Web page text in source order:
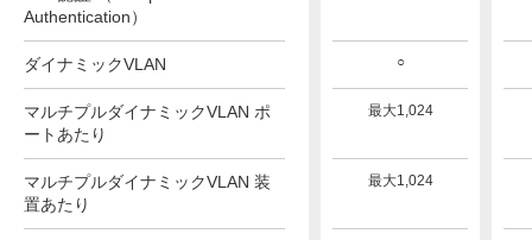
Authentication）
ダイナミックVLAN
マルチプルダイナミックVLAN ポ
ートあたり
マルチプルダイナミックVLAN 装
置あたり
○
最大1,024
最大1,024